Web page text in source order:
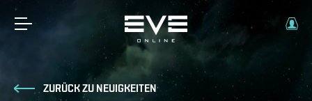
ZURÜCK ZU NEUIGKEITEN